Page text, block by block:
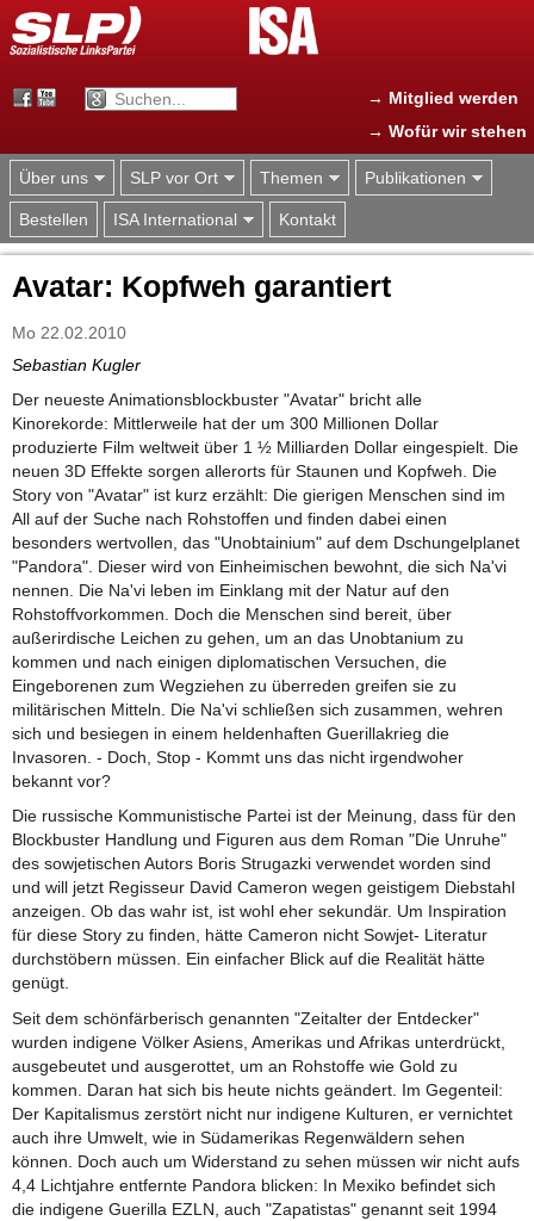
Jump to navigation
→ Mitglied werden
→ Wofür wir stehen
Über uns SLP vor Ort Themen Publikationen
Bestellen ISA International Kontakt
Avatar: Kopfweh garantiert
Mo 22.02.2010
Sebastian Kugler
Der neueste Animationsblockbuster "Avatar" bricht alle
Kinorekorde: Mittlerweile hat der um 300 Millionen Dollar
produzierte Film weltweit über 1 ½ Milliarden Dollar eingespielt. Die
neuen 3D Effekte sorgen allerorts für Staunen und Kopfweh. Die
Story von "Avatar" ist kurz erzählt: Die gierigen Menschen sind im
All auf der Suche nach Rohstoffen und finden dabei einen
besonders wertvollen, das "Unobtainium" auf dem Dschungelplanet
"Pandora". Dieser wird von Einheimischen bewohnt, die sich Na'vi
nennen. Die Na'vi leben im Einklang mit der Natur auf den
Rohstoffvorkommen. Doch die Menschen sind bereit, über
außerirdische Leichen zu gehen, um an das Unobtanium zu
kommen und nach einigen diplomatischen Versuchen, die
Eingeborenen zum Wegziehen zu überreden greifen sie zu
militärischen Mitteln. Die Na'vi schließen sich zusammen, wehren
sich und besiegen in einem heldenhaften Guerillakrieg die
Invasoren. - Doch, Stop - Kommt uns das nicht irgendwoher
bekannt vor?
Die russische Kommunistische Partei ist der Meinung, dass für den
Blockbuster Handlung und Figuren aus dem Roman "Die Unruhe"
des sowjetischen Autors Boris Strugazki verwendet worden sind
und will jetzt Regisseur David Cameron wegen geistigem Diebstahl
anzeigen. Ob das wahr ist, ist wohl eher sekundär. Um Inspiration
für diese Story zu finden, hätte Cameron nicht Sowjet- Literatur
durchstöbern müssen. Ein einfacher Blick auf die Realität hätte
genügt.
Seit dem schönfärberisch genannten "Zeitalter der Entdecker"
wurden indigene Völker Asiens, Amerikas und Afrikas unterdrückt,
ausgebeutet und ausgerottet, um an Rohstoffe wie Gold zu
kommen. Daran hat sich bis heute nichts geändert. Im Gegenteil:
Der Kapitalismus zerstört nicht nur indigene Kulturen, er vernichtet
auch ihre Umwelt, wie in Südamerikas Regenwäldern sehen
können. Doch auch um Widerstand zu sehen müssen wir nicht aufs
4,4 Lichtjahre entfernte Pandora blicken: In Mexiko befindet sich
die indigene Guerilla EZLN, auch "Zapatistas" genannt seit 1994